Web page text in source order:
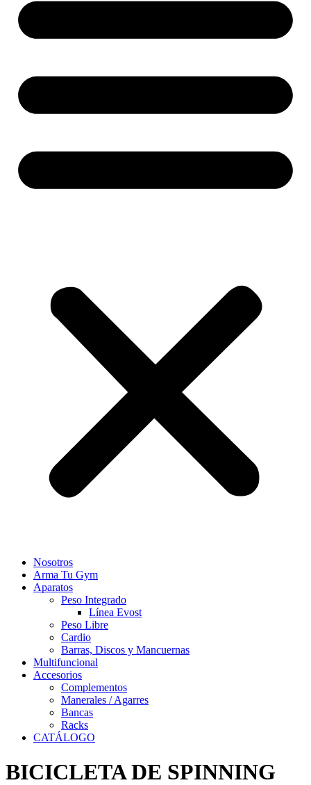
Nosotros
Arma Tu Gym
Aparatos
Peso Integrado
Línea Evost
Peso Libre
Cardio
Barras, Discos y Mancuernas
Multifuncional
Accesorios
Complementos
Manerales / Agarres
Bancas
Racks
CATÁLOGO
BICICLETA DE SPINNING